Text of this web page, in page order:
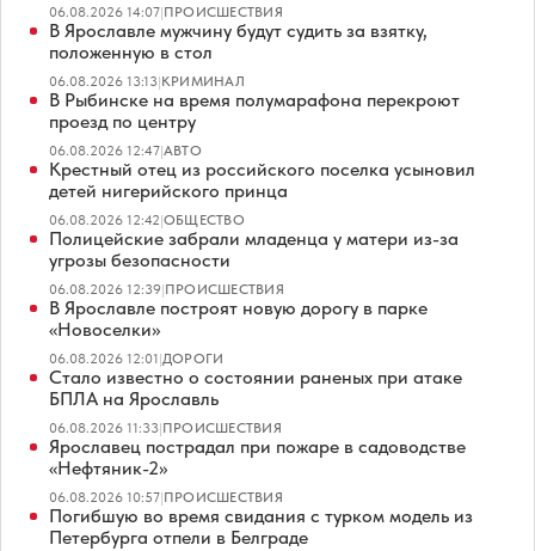
06.08.2026 14:07|ПРОИСШЕСТВИЯ
В Ярославле мужчину будут судить за взятку,
положенную в стол
06.08.2026 13:13|КРИМИНАЛ
В Рыбинске на время полумарафона перекроют
проезд по центру
06.08.2026 12:47|АВТО
Крестный отец из российского поселка усыновил
детей нигерийского принца
06.08.2026 12:42|ОБЩЕСТВО
Полицейские забрали младенца у матери из-за
угрозы безопасности
06.08.2026 12:39|ПРОИСШЕСТВИЯ
В Ярославле построят новую дорогу в парке
«Новоселки»
06.08.2026 12:01|ДОРОГИ
Стало известно о состоянии раненых при атаке
БПЛА на Ярославль
06.08.2026 11:33|ПРОИСШЕСТВИЯ
Ярославец пострадал при пожаре в садоводстве
«Нефтяник-2»
06.08.2026 10:57|ПРОИСШЕСТВИЯ
Погибшую во время свидания с турком модель из
Петербурга отпели в Белграде